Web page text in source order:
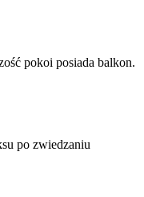
pokoi posiada balkon.
po zwiedzaniu